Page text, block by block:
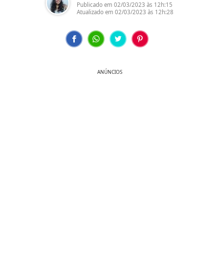
Publicado em 02/03/2023 às 12h:15
Atualizado em 02/03/2023 às 12h:28
ANÚNCIOS